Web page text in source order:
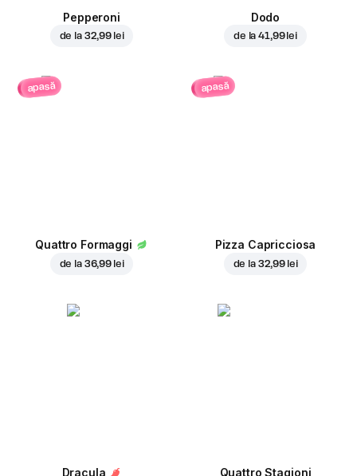
Pepperoni
de la 32,99 lei
Dodo
de la41,99 lei
apasă
Quattro Formaggi
de la 36,99 lei
apasă
Pizza Capricciosa
de la 32,99 lei
Dracula Quattro Stagioni